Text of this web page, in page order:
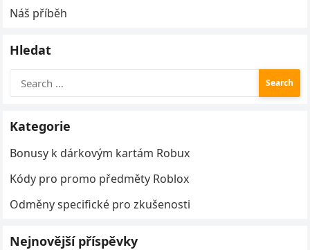
Náš příběh
Hledat
for:
Kategorie
Bonusy k dárkovým kartám Robux
Kódy pro promo předměty Roblox
Odměny specifické pro zkušenosti
Nejnovější příspěvky